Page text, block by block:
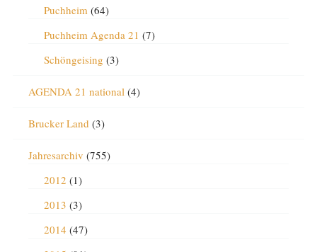
Puchheim(64)
Puchheim Agenda 21 (7)
Schöngeising (3)
AGENDA 21 national(4)
Brucker Land (3)
Jahresarchiv (755)
2012 (1)
2013 (3)
2014 (47)